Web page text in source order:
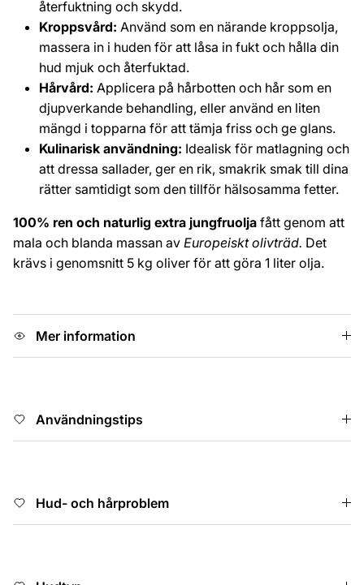
återfuktning och skydd.
Kroppsvård: Använd som en närande kroppsolja,
massera in i huden för att låsa in fukt och hålla din
hud mjuk och återfuktad.
Hårvård: Applicera på hårbotten och hår som en
djupverkande behandling, eller använd en liten
mängd i topparna för att tämja friss och ge glans.
Kulinarisk användning: Idealisk för matlagning och
att dressa sallader, ger en rik, smakrik smak till dina
rätter samtidigt som den tillför hälsosamma fetter.
100% ren och naturlig extra jungfruolja fått genom att
mala och blanda massan av Europeiskt olivträd. Det
krävs i genomsnitt 5 kg oliver för att göra 1 liter olja.
Mer information
Användningstips
Hud- och hårproblem